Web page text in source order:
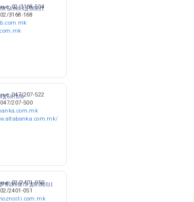
БАНКА АД СКОПЈЕ
02/3168-504
3168-168
БИТОЛА
047/207-522
207-500
МОЖНОСТИ ДОО СКОПЈЕ
02/2401-050
2401-051